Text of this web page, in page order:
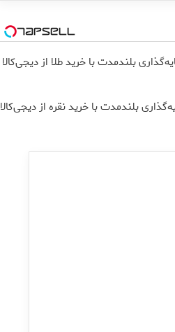
بلندمدت با خرید طلا از دیجی‌کالا
بلندمدت با خرید نقره از دیجی‌کالا